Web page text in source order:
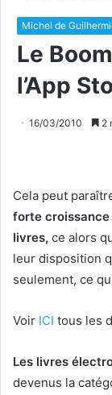
Michel de
Le
l’App
16/03/2010 2
Cela peut
forte croissance
livres, ce alors
leur disposition
seulement, ce
Voir ICI tous les
Les livres
devenus la